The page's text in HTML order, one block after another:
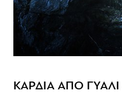
ΚΑΡΔΙΑ ΑΠΟ ΓΥΑΛΙ